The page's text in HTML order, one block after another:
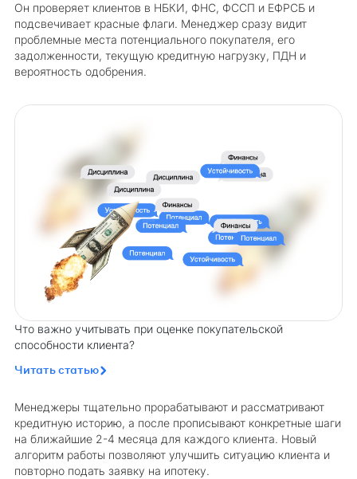
Он проверяет клиентов в НБКИ, ФНС, ФССП и ЕФРСБ и
подсвечивает красные флаги. Менеджер сразу видит
проблемные места потенциального покупателя, его
задолженности, текущую кредитную нагрузку, ПДН и
вероятность одобрения.
Что важно учитывать при оценке покупательской
способности клиента?
Читать статью
Менеджеры тщательно прорабатывают и рассматривают
кредитную историю, а после прописывают конкретные шаги
на ближайшие 2-4 месяца для каждого клиента. Новый
алгоритм работы позволяют улучшить ситуацию клиента и
повторно подать заявку на ипотеку.